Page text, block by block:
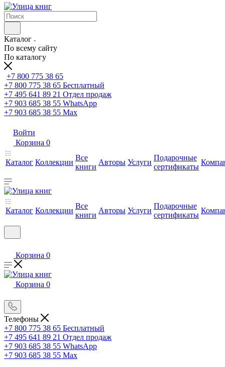
Каталог
По всему сайту
По каталогу
+7 800 775 38 65
+7 800 775 38 65 Бесплатный
+7 495 641 89 21 Отдел продаж
+7 903 685 38 55 WhatsApp
+7 903 685 38 55 Max
Войти
Корзина 0
Каталог Коллекции
Все
книги
Авторы Услуги
Подарочные
сертификаты
Каталог Коллекции
Все
книги
Авторы Услуги
Подарочные
сертификаты
Корзина 0
Корзина 0
Телефоны
+7 800 775 38 65 Бесплатный
+7 495 641 89 21 Отдел продаж
+7 903 685 38 55 WhatsApp
+7 903 685 38 55 Max